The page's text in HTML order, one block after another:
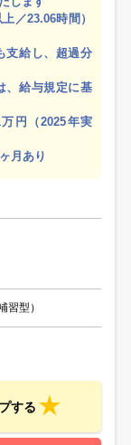
／23.06時間）
支給し、超過分
、給与規定に基
円（2025年実
月あり
習型）
する